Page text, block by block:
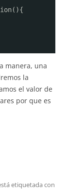
manera, una
la
el valor de
por que es
etiquetada con